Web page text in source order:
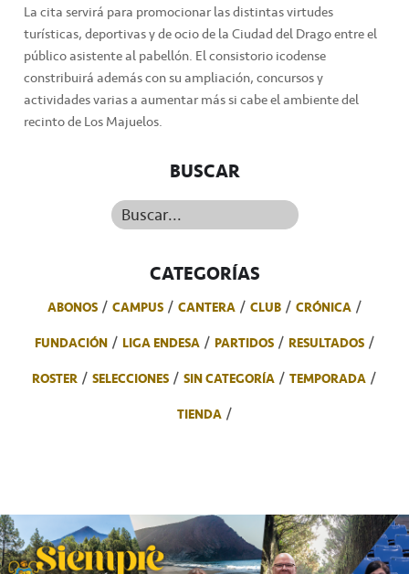
La cita servirá para promocionar las distintas virtudes
turísticas, deportivas y de ocio de la Ciudad del Drago entre el
público asistente al pabellón. El consistorio icodense
constribuirá además con su ampliación, concursos y
actividades varias a aumentar más si cabe el ambiente del
recinto de Los Majuelos.
BUSCAR
Buscar...
CATEGORÍAS
ABONOS CAMPUS CANTERA CLUB
CRÓNICA
FUNDACIÓN
LIGA ENDESA PARTIDOS
RESULTADOS
ROSTER
SELECCIONES SIN CATEGORÍA
TEMPORADA
TIENDA